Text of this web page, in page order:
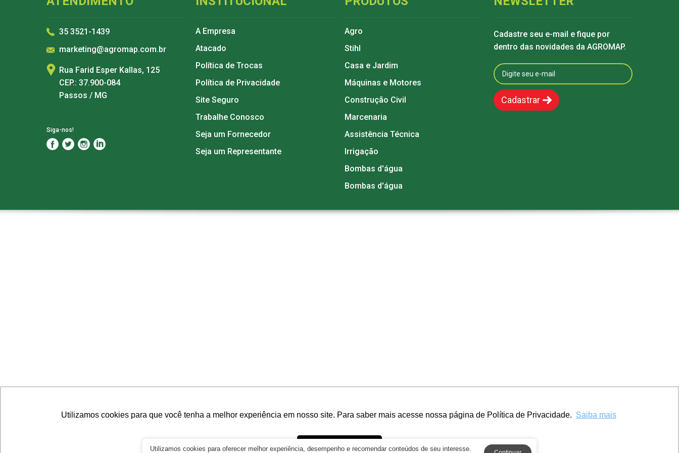
Utilizamos cookies para que você tenha a melhor experiência em nosso site. Para saber mais acesse nossa página de Política de Privacidade. Saiba mais
Ok, entendi!
35 3521-1439
marketing@agromap.com.br
Rua Farid Esper Kallas, 125
CEP.: 37.900-084
Passos / MG
Siga-nos!
A Empresa
Atacado
Política de Trocas
Política de Privacidade
Site Seguro
Trabalhe Conosco
Seja um Fornecedor
Seja um Representante
Agro
Stihl
Casa e Jardim
Máquinas e Motores
Construção Civil
Marcenaria
Assistência Técnica
Irrigação
Bombas d'água
Bombas d'água
Cadastre seu e-mail e fique por
dentro das novidades da AGROMAP.
FORMAS DE PAGAMENTO
Utilizamos cookies para oferecer melhor experiência, desempenho e recomendar conteúdos de seu interesse.